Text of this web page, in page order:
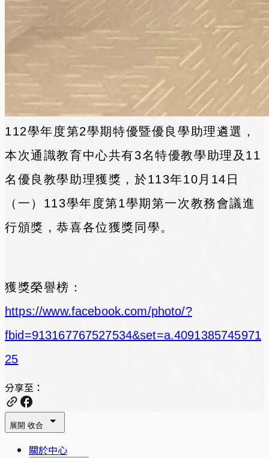
112學年度第2學期特優暨優良學助理遴選，
本次通識教育中心共有3名特優教學助理及11
名優良教學助理獲獎，於113年10月14日
（一）113學年度第1學期第一次教務會議進
行頒獎，恭喜各位獲獎同學。
獲獎榮譽榜：
https://www.facebook.com/photo/?
fbid=913167767527534&set=a.4091385745971
25
分享至：
展開 收合
關於中心